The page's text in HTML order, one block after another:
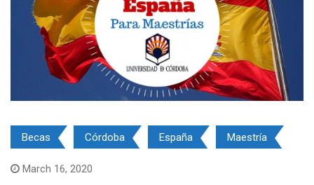
Becas Córdoba España Maestría
March 16, 2020